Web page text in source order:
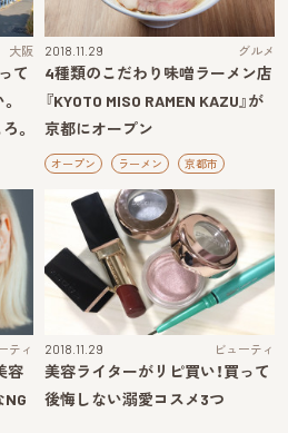
大阪
て
。
2018.11.29 グルメ
4種類のこだわり味噌ラーメン店
『KYOTO MISO RAMEN KAZU』が
京都にオープン
オープン ラーメン 京都市
ティ
容
2018.11.29 ビューティ
美容ライターがリピ買い！買って
後悔しない溺愛コスメ3つ